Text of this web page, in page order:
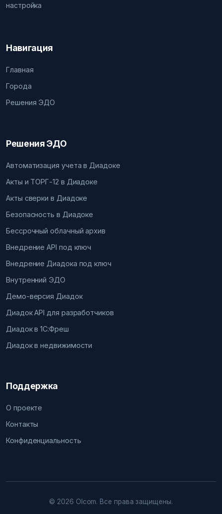
настройка
Навигация
Главная
Города
Решения ЭДО
Решения ЭДО
Автоматизация учета в Диадоке
Акты и ТОРГ-12 в Диадоке
Акты сверки в Диадоке
Безопасность в Диадоке
Бессрочный облачный архив
Внедрение API под ключ
Внедрение Диадока под ключ
Внутренний ЭДО
Демо-версия Диадок
Диадок API для разработчиков
Диадок в 1С:Фреш
Диадок в недвижимости
Поддержка
О проекте
Контакты
Конфиденциальность
© 2026 Olcom. Все права защищены.